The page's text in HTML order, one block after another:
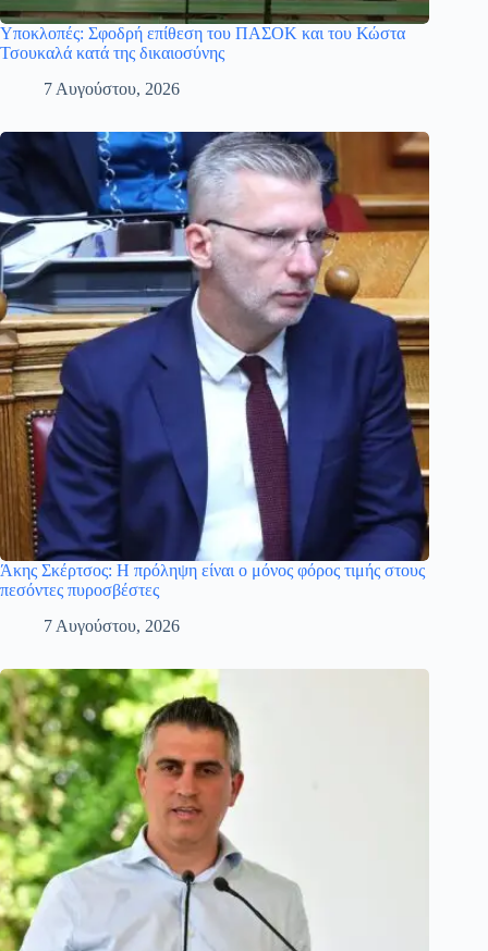
Υποκλοπές: Σφοδρή επίθεση του ΠΑΣΟΚ και του Κώστα
Τσουκαλά κατά της δικαιοσύνης
7 Αυγούστου, 2026
Άκης Σκέρτσος: Η πρόληψη είναι ο μόνος φόρος τιμής στους
πεσόντες πυροσβέστες
7 Αυγούστου, 2026